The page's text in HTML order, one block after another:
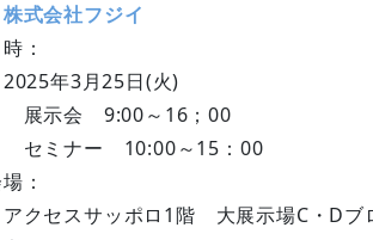
株式会社フジイ
：
年3月25日(火)
示会 9:00～16；00
ミナー 10:00～15：00
：
クセスサッポロ1階 大展示場C・Dブ